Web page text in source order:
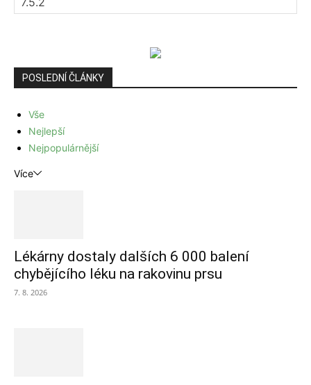
POSLEDNÍ ČLÁNKY
Vše
Nejlepší
Nejpopulárnější
Více
Lékárny dostaly dalších 6 000 balení
chybějícího léku na rakovinu prsu
7. 8. 2026